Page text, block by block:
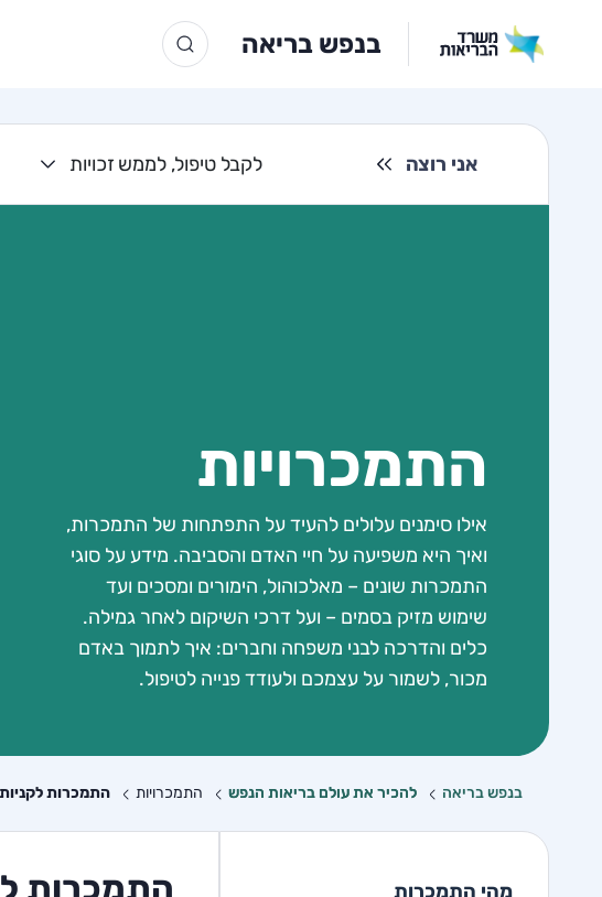
בנפש בריאה
אני רוצה לקבל טיפול, לממש זכויות
התמכרויות
אילו סימנים עלולים להעיד על התפתחות של התמכרות,
ואיך היא משפיעה על חיי האדם והסביבה. מידע על סוגי
התמכרות שונים – מאלכוהול, הימורים ומסכים ועד
שימוש מזיק בסמים – ועל דרכי השיקום לאחר גמילה.
כלים והדרכה לבני משפחה וחברים: איך לתמוך באדם
מכור, לשמור על עצמכם ולעודד פנייה לטיפול.
בנפש בריאה להכיר את עולם בריאות הנפש התמכרויות התמכרות לקניות
מהי התמכרות התמכרות